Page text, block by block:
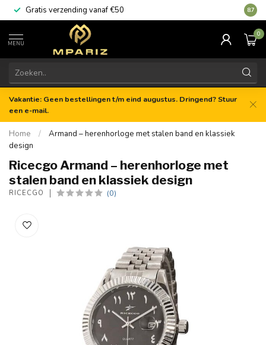
Gratis verzending vanaf €50 8.7
MENU
0
Vakantie: Geen bestellingen t/m eind augustus. Dringend? Stuur
een e-mail.
Home /
Armand – herenhorloge met stalen band en klassiek
design
Ricecgo Armand – herenhorloge met
stalen band en klassiek design
RICECGO (0)